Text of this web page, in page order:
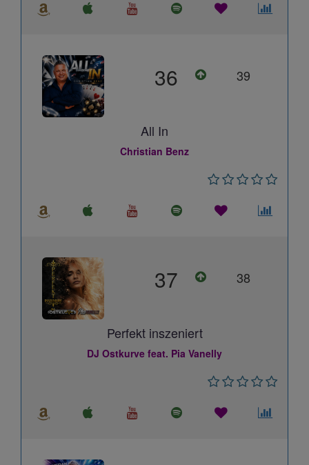
36 39
All In
Christian Benz
37 38
Perfekt inszeniert
DJ Ostkurve feat. Pia Vanelly